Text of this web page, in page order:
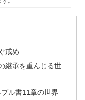
戒め
継承を重んじる世
ル書11章の世界